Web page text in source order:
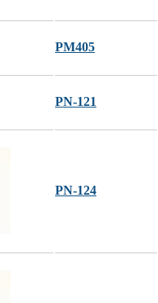
PM405
PN-121
PN-124